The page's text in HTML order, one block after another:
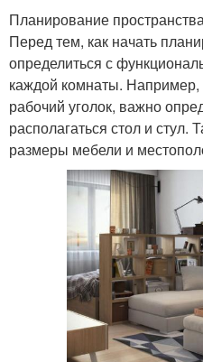
Планирование
Перед тем, как начать
определиться с
каждой комнаты. Например,
рабочий уголок, важно
располагаться стол и стул.
размеры мебели и